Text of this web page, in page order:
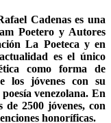
Cadenas es una
Poetero y Autores
La Poeteca y en
es el único
como forma de
los jóvenes con su
venezolana. En
de 2500 jóvenes, con
honoríficas.